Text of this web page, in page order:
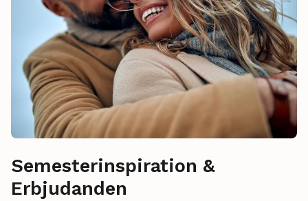
Semesterinspiration &
Erbjudanden